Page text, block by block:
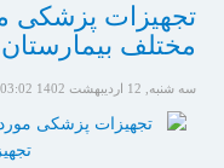
تجهیزات پزشکی
مختلف
سه شنبه, 12 ارديبهشت 1402 03:02